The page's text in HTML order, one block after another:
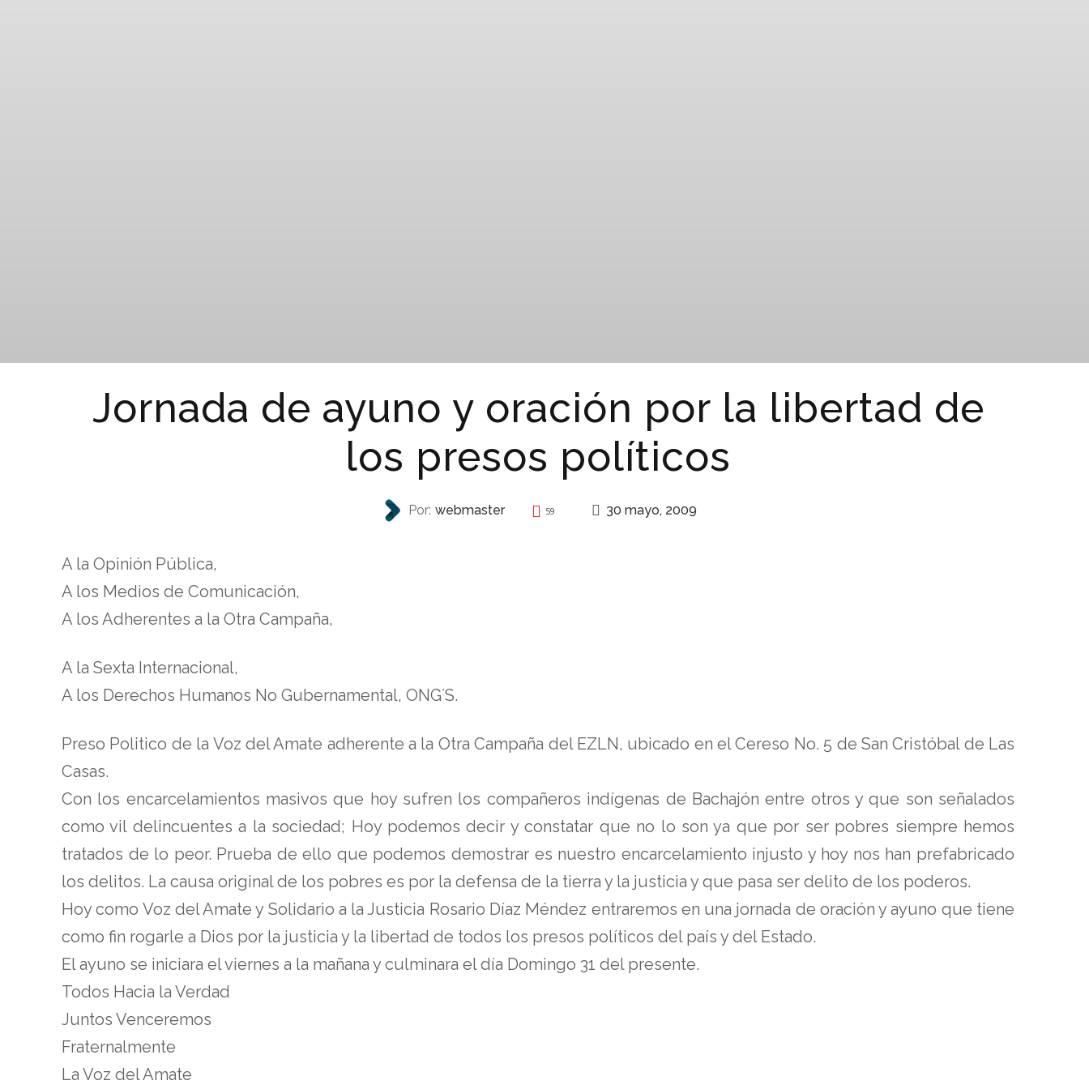
Jornada de ayuno y oración por la libertad de
los presos políticos
Por: webmaster 59 30 mayo, 2009
A la Opinión Pública,
A los Medios de Comunicación,
A los Adherentes a la Otra Campaña,
A la Sexta Internacional,
A los Derechos Humanos No Gubernamental, ONG´S.
Preso Politico de la Voz del Amate adherente a la Otra Campaña del EZLN, ubicado en el Cereso No. 5 de San Cristóbal de Las
Casas.
Con los encarcelamientos masivos que hoy sufren los compañeros indígenas de Bachajón entre otros y que son señalados
como vil delincuentes a la sociedad; Hoy podemos decir y constatar que no lo son ya que por ser pobres siempre hemos
tratados de lo peor. Prueba de ello que podemos demostrar es nuestro encarcelamiento injusto y hoy nos han prefabricado
los delitos. La causa original de los pobres es por la defensa de la tierra y la justicia y que pasa ser delito de los poderos.
Hoy como Voz del Amate y Solidario a la Justicia Rosario Díaz Méndez entraremos en una jornada de oración y ayuno que tiene
como fin rogarle a Dios por la justicia y la libertad de todos los presos políticos del país y del Estado.
El ayuno se iniciara el viernes a la mañana y culminara el día Domingo 31 del presente.
Todos Hacia la Verdad
Juntos Venceremos
Fraternalmente
La Voz del Amate